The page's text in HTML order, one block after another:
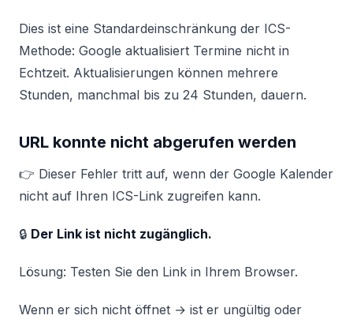
Dies ist eine Standardeinschränkung der ICS-
Methode: Google aktualisiert Termine nicht in
Echtzeit. Aktualisierungen können mehrere
Stunden, manchmal bis zu 24 Stunden, dauern.
URL konnte nicht abgerufen werden
👉 Dieser Fehler tritt auf, wenn der Google Kalender
nicht auf Ihren ICS-Link zugreifen kann.
🔒 Der Link ist nicht zugänglich.
Lösung: Testen Sie den Link in Ihrem Browser.
Wenn er sich nicht öffnet → ist er ungültig oder